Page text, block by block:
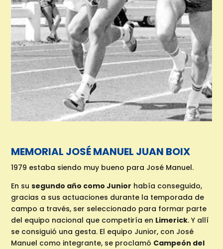
MEMORIAL JOSÉ MANUEL JUAN BOIX
1979 estaba siendo muy bueno para José Manuel.
En susegundo año como Junior había conseguido,
gracias a sus actuaciones durante la temporada de
campo a través, ser seleccionado para formar parte
del equipo nacional que competiría en Limerick. Y allí
se consiguió una gesta. El equipo Junior, con José
Manuel como integrante, se proclamó Campeón del